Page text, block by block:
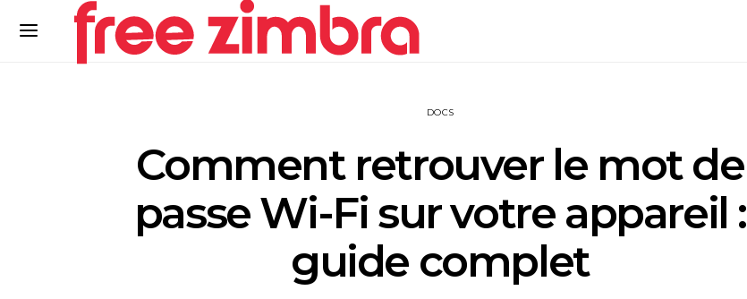
DOCS
Comment retrouver le mot de
passe Wi-Fi sur votre appareil :
guide complet